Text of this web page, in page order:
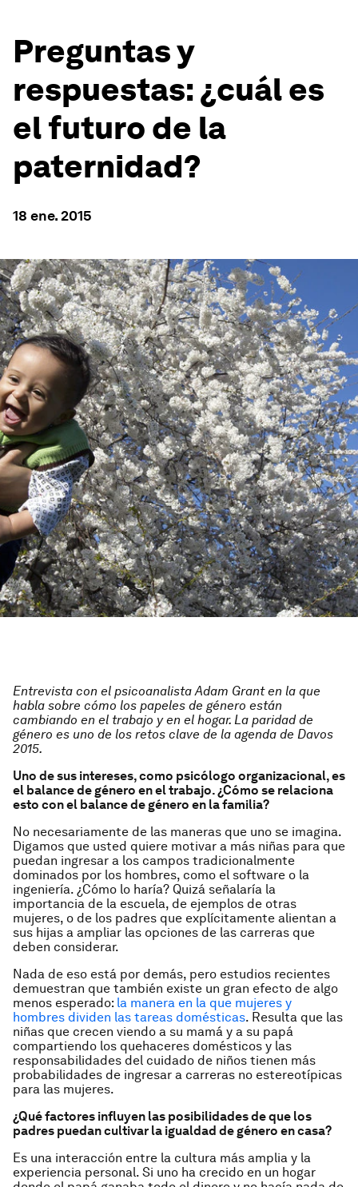
Preguntas y
respuestas: ¿cuál es
el futuro de la
paternidad?
18 ene. 2015
Entrevista con el psicoanalista Adam Grant en la que
habla sobre cómo los papeles de género están
cambiando en el trabajo y en el hogar. La paridad de
género es uno de los retos clave de la agenda de Davos
2015.
Uno de sus intereses, como psicólogo organizacional, es
el balance de género en el trabajo. ¿Cómo se relaciona
esto con el balance de género en la familia?
No necesariamente de las maneras que uno se imagina.
Digamos que usted quiere motivar a más niñas para que
puedan ingresar a los campos tradicionalmente
dominados por los hombres, como el software o la
ingeniería. ¿Cómo lo haría? Quizá señalaría la
importancia de la escuela, de ejemplos de otras
mujeres, o de los padres que explícitamente alientan a
sus hijas a ampliar las opciones de las carreras que
deben considerar.
Nada de eso está por demás, pero estudios recientes
demuestran que también existe un gran efecto de algo
menos esperado: la manera en la que mujeres y
hombres dividen las tareas domésticas. Resulta que las
niñas que crecen viendo a su mamá y a su papá
compartiendo los quehaceres domésticos y las
responsabilidades del cuidado de niños tienen más
probabilidades de ingresar a carreras no estereotípicas
para las mujeres.
¿Qué factores influyen las posibilidades de que los
padres puedan cultivar la igualdad de género en casa?
Es una interacción entre la cultura más amplia y la
experiencia personal. Si uno ha crecido en un hogar